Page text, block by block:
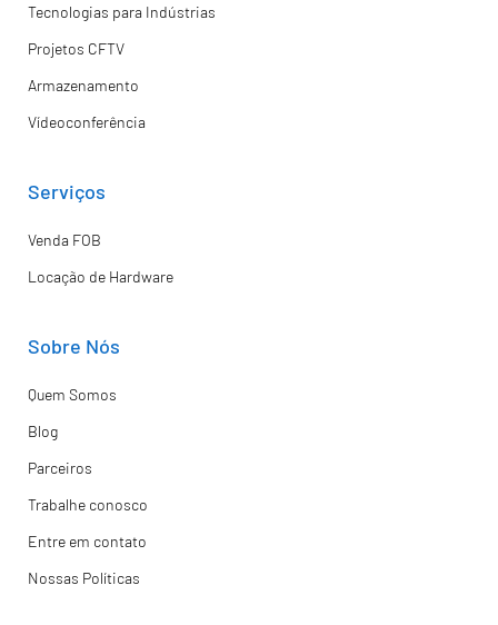
Tecnologias para Indústrias
Projetos CFTV
Armazenamento
Vídeoconferência
Serviços
Venda FOB
Locação de Hardware
Sobre Nós
Quem Somos
Blog
Parceiros
Trabalhe conosco
Entre em contato
Nossas Políticas